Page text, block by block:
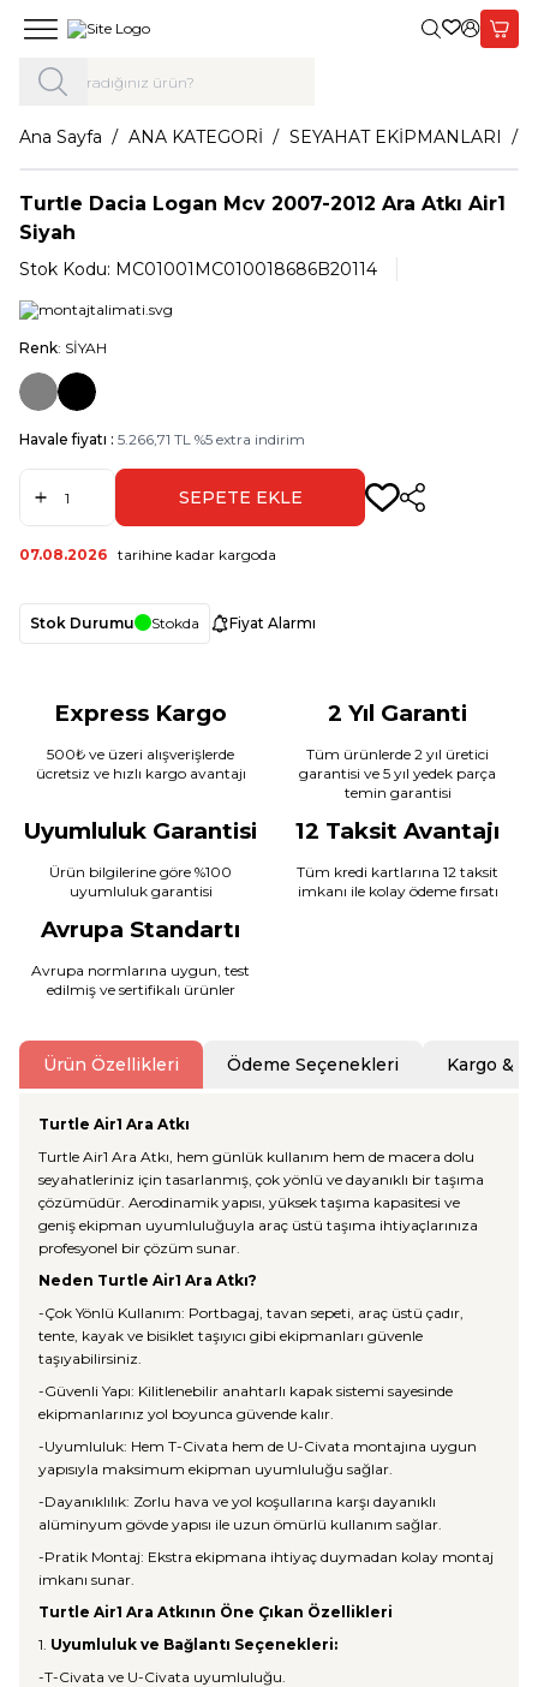
Giriş Yap,
Ana Sayfa ANA KATEGORİ SEYAHAT EKİPMANLARI
Turtle Dacia Logan Mcv 2007-2012 Ara Atkı Air1
Siyah
Stok Kodu: MC01001MC010018686B20114
Renk: SİYAH
Havale fiyatı : 5.266,71 TL %5 extra indirim
SEPETE EKLE Paylaş
07.08.2026 tarihine kadar kargoda
Stok Durumu Stokda Fiyat Alarmı
Express Kargo
500₺ ve üzeri alışverişlerde
ücretsiz ve hızlı kargo avantajı
2 Yıl Garanti
Tüm ürünlerde 2 yıl üretici
garantisi ve 5 yıl yedek parça
temin garantisi
Uyumluluk Garantisi
Ürün bilgilerine göre %100
uyumluluk garantisi
12 Taksit Avantajı
Tüm kredi kartlarına 12 taksit
imkanı ile kolay ödeme fırsatı
Avrupa Standartı
Avrupa normlarına uygun, test
edilmiş ve sertifikalı ürünler
Ürün Özellikleri Ödeme Seçenekleri Kargo &
Turtle Air1 Ara Atkı
Turtle Air1 Ara Atkı, hem günlük kullanım hem de macera dolu
seyahatleriniz için tasarlanmış, çok yönlü ve dayanıklı bir taşıma
çözümüdür. Aerodinamik yapısı, yüksek taşıma kapasitesi ve
geniş ekipman uyumluluğuyla araç üstü taşıma ihtiyaçlarınıza
profesyonel bir çözüm sunar.
Neden Turtle Air1 Ara Atkı?
-Çok Yönlü Kullanım: Portbagaj, tavan sepeti, araç üstü çadır,
tente, kayak ve bisiklet taşıyıcı gibi ekipmanları güvenle
taşıyabilirsiniz.
-Güvenli Yapı: Kilitlenebilir anahtarlı kapak sistemi sayesinde
ekipmanlarınız yol boyunca güvende kalır.
-Uyumluluk: Hem T-Civata hem de U-Civata montajına uygun
yapısıyla maksimum ekipman uyumluluğu sağlar.
-Dayanıklılık: Zorlu hava ve yol koşullarına karşı dayanıklı
alüminyum gövde yapısı ile uzun ömürlü kullanım sağlar.
-Pratik Montaj: Ekstra ekipmana ihtiyaç duymadan kolay montaj
imkanı sunar.
Turtle Air1 Ara Atkının Öne Çıkan Özellikleri
1. Uyumluluk ve Bağlantı Seçenekleri:
-T-Civata ve U-Civata uyumluluğu.